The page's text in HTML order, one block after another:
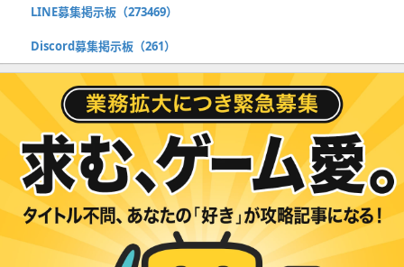
LINE募集掲示板（273469）
Discord募集掲示板（261）